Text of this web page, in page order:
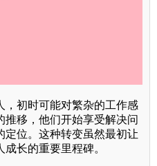
，初时可能对繁杂的工作感
移，他们开始享受解决问
定位。这种转变虽然最初让
长的重要里程碑。